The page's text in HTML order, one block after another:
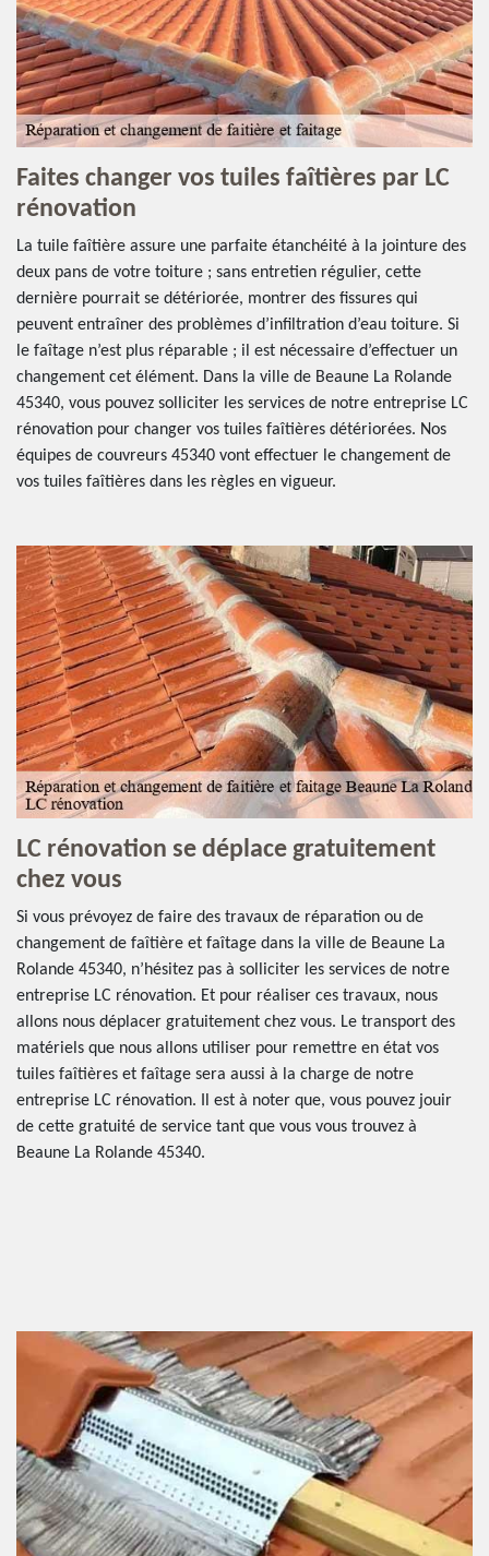
Faites changer vos tuiles faîtières par LC
rénovation
La tuile faîtière assure une parfaite étanchéité à la jointure des
deux pans de votre toiture ; sans entretien régulier, cette
dernière pourrait se détériorée, montrer des fissures qui
peuvent entraîner des problèmes d’infiltration d’eau toiture. Si
le faîtage n’est plus réparable ; il est nécessaire d’effectuer un
changement cet élément. Dans la ville de Beaune La Rolande
45340, vous pouvez solliciter les services de notre entreprise LC
rénovation pour changer vos tuiles faîtières détériorées. Nos
équipes de couvreurs 45340 vont effectuer le changement de
vos tuiles faîtières dans les règles en vigueur.
LC rénovation se déplace gratuitement
chez vous
Si vous prévoyez de faire des travaux de réparation ou de
changement de faîtière et faîtage dans la ville de Beaune La
Rolande 45340, n’hésitez pas à solliciter les services de notre
entreprise LC rénovation. Et pour réaliser ces travaux, nous
allons nous déplacer gratuitement chez vous. Le transport des
matériels que nous allons utiliser pour remettre en état vos
tuiles faîtières et faîtage sera aussi à la charge de notre
entreprise LC rénovation. Il est à noter que, vous pouvez jouir
de cette gratuité de service tant que vous vous trouvez à
Beaune La Rolande 45340.